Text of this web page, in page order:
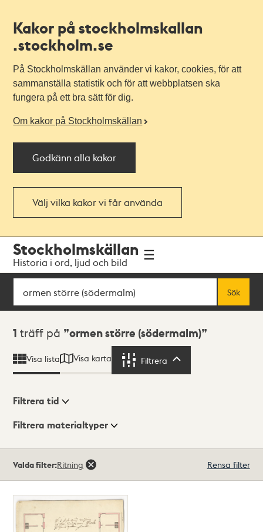
Kakor på stockholmskallan
.stockholm.se
På Stockholmskällan använder vi kakor, cookies, för att
sammanställa statistik och för att webbplatsen ska
fungera på ett bra sätt för dig.
Om kakor på Stockholmskällan
Godkänn alla kakor
Välj vilka kakor vi får använda
navigationen
huvudinnehållet
Stockholmskällan
Historia i ord, ljud och bild
Sök
Sök
Sökresultat
1 träff på ormen större (södermalm)
Visa lista Visa karta Filtrera
Visningsläge
Filtrera tid
Filtrera materialtyper
träffar
Valda filter:Ritning Rensa filter